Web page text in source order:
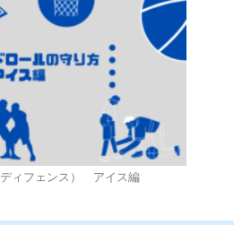
ディフェンス） アイス編